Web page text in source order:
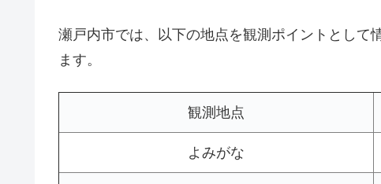
瀬戸内市では、以下の地点を観測ポイントとして
ます。
観測地点
よみがな